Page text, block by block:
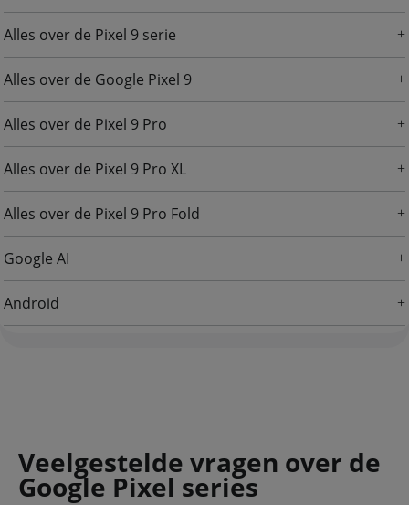
Alles over de Pixel 9 serie
Alles over de Google Pixel 9
Alles over de Pixel 9 Pro
Alles over de Pixel 9 Pro XL
Alles over de Pixel 9 Pro Fold
Google AI
Android
Veelgestelde vragen over de
Google Pixel series